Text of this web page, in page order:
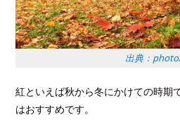
出典：
紅といえば秋から冬にかけての時期
はおすすめです。